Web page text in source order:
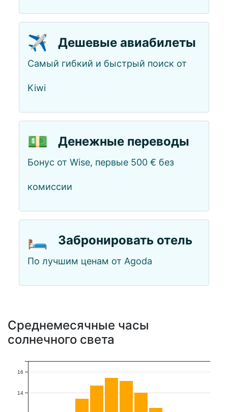
✈️ Дешевые авиабилеты
Самый гибкий и быстрый поиск от
Kiwi
💵 Денежные переводы
Бонус от Wise, первые 500 € без
комиссии
🛏️ Забронировать отель
По лучшим ценам от Agoda
Среднемесячные часы
солнечного света
14
16